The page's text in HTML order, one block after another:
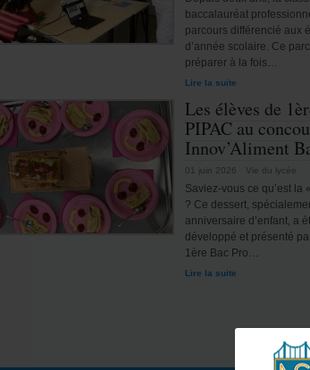
baccalauréat
parcours différencié aux
d’année scolaire. Ce
préparer à la fois…
Lire la suite
Les élèves de
PIPAC au
Innov’Aliment
01 juin 2026 Vie du lycée
Saviez-vous ce qu’est la
? Ce dessert,
anniversaire d’enfant, a
développé et présenté
1ère Bac Pro…
Lire la suite